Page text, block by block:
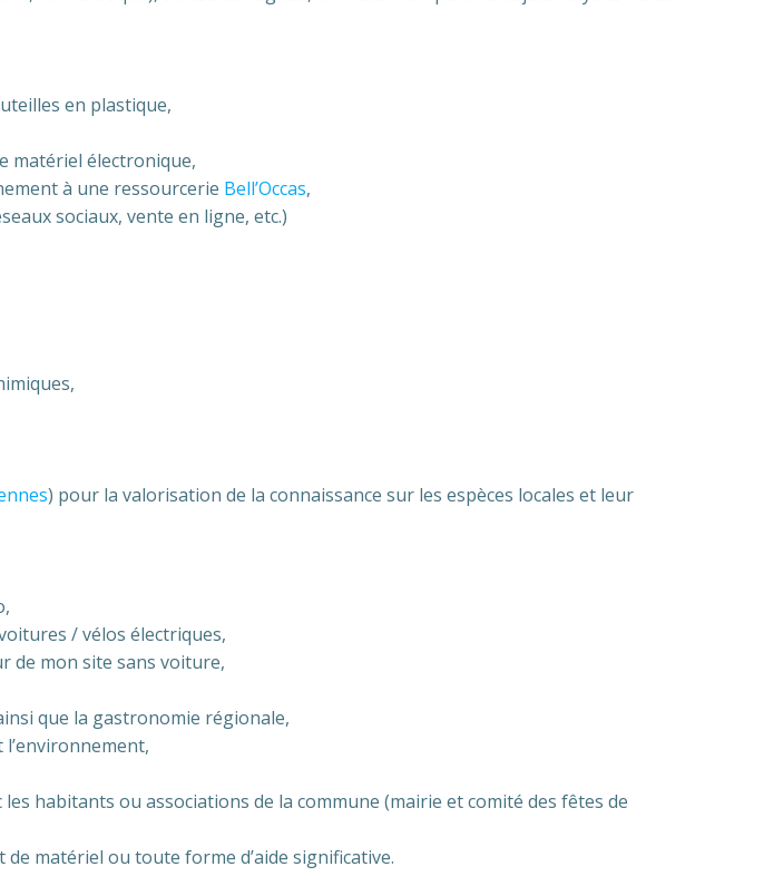
en plastique,
matériel électronique,
à une ressourcerie Bell’Occas,
sociaux, vente en ligne, etc.)
) pour la valorisation de la connaissance sur les espèces locales et leur
/ vélos électriques,
de mon site sans voiture,
que la gastronomie régionale,
habitants ou associations de la commune (mairie et comité des fêtes de
matériel ou toute forme d’aide significative.